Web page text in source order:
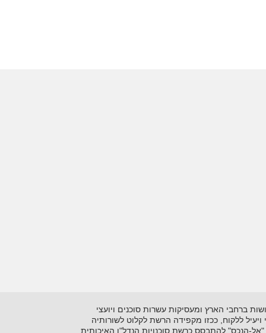
יזמות ושיווק נדל"ן על סוגיו השונים. כיום מונה הרשתלמעלה מ- 15 סוכנויות הפרושות ברחבי הארץ ומעסיקות עשרות סוכנים ויועצי
ויעיל ללקוח, ככזו מקפידה הרשת לקלוט לשורותיה
הנכס" להתבסס כרשת סוכנויות הנדל"ן האיכותית